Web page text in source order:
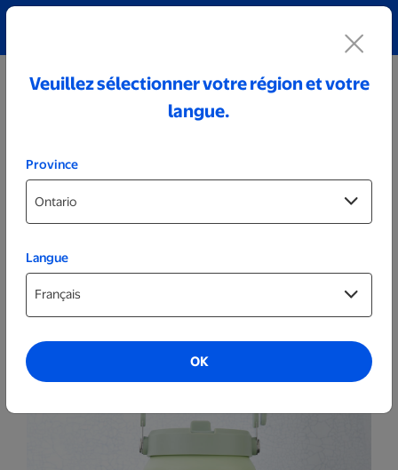
Tasses, verres et bouteilles
Bouteille personnalisée verte de 64 oz
Veuillez sélectionner votre région et votre
langue.
Province
Langue
OK